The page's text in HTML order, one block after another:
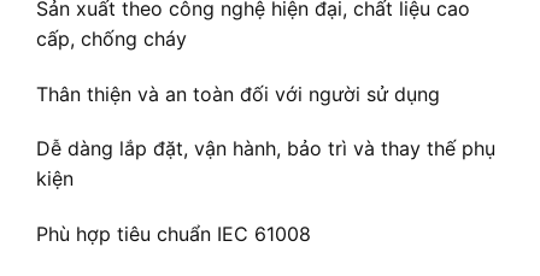
Sản xuất theo công nghệ hiện đại, chất liệu cao
cấp, chống cháy
Thân thiện và an toàn đối với người sử dụng
Dễ dàng lắp đặt, vận hành, bảo trì và thay thế phụ
kiện
Phù hợp tiêu chuẩn IEC 61008